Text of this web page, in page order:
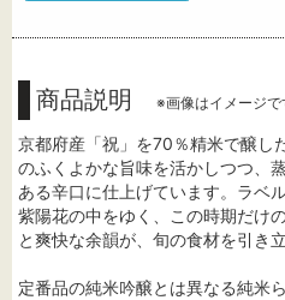
商品説明 ※画像はイメージで
京都府産「祝」を70％精米で醸し
のふくよかな旨味を活かしつつ、
ある辛口に仕上げています。ラベ
紫陽花の中をゆく、この時期だけ
と爽快な余韻が、旬の食材を引き
定番品の純米吟醸とは異なる純米